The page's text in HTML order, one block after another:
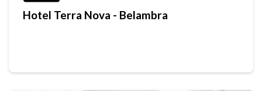
Hotel Terra Nova - Belambra